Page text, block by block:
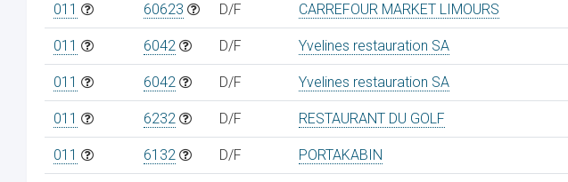
011 60623 D/F CARREFOUR MARKET LIMOURS
011 6042 D/F Yvelines restauration SA
011 6042 D/F Yvelines restauration SA
011 6232 D/F RESTAURANT DU GOLF
011 6132 D/F PORTAKABIN